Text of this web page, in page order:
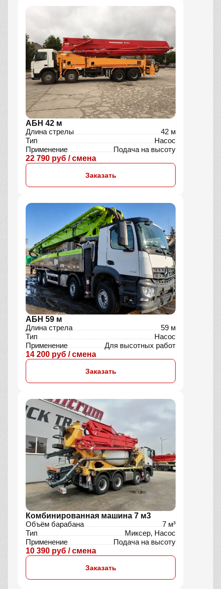
АБН 42 м
Длина стрелы
42 м
Тип
Насос
Применение
Подача на высоту
22 790 руб / смена
Заказать
АБН 59 м
Длина стрела
59 м
Тип
Насос
Применение
Для высотных работ
14 200 руб / смена
Заказать
Комбинированная машина 7 м3
Объём барабана
7 м³
Тип
Миксер, Насос
Применение
Подача на высоту
10 390 руб / смена
Заказать